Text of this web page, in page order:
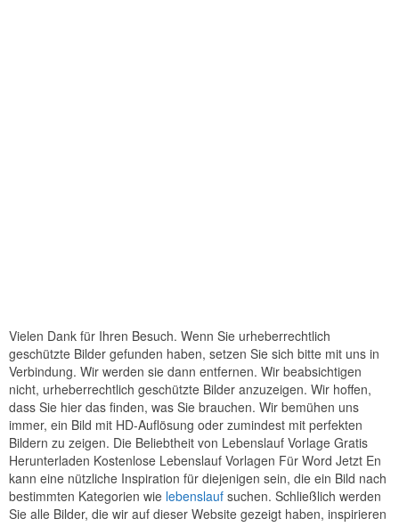
Vielen Dank für Ihren Besuch. Wenn Sie urheberrechtlich
geschützte Bilder gefunden haben, setzen Sie sich bitte mit uns in
Verbindung. Wir werden sie dann entfernen. Wir beabsichtigen
nicht, urheberrechtlich geschützte Bilder anzuzeigen. Wir hoffen,
dass Sie hier das finden, was Sie brauchen. Wir bemühen uns
immer, ein Bild mit HD-Auflösung oder zumindest mit perfekten
Bildern zu zeigen. Die Beliebtheit von Lebenslauf Vorlage Gratis
Herunterladen Kostenlose Lebenslauf Vorlagen Für Word Jetzt En
kann eine nützliche Inspiration für diejenigen sein, die ein Bild nach
bestimmten Kategorien wie lebenslauf suchen. Schließlich werden
Sie alle Bilder, die wir auf dieser Website gezeigt haben, inspirieren